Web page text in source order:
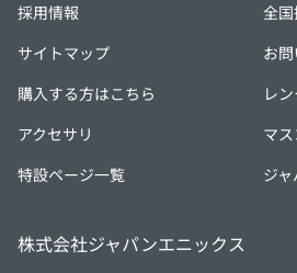
採用情報
全
サイトマップ
お
購入する方はこちら
レ
アクセサリ
マ
特設ページ一覧
ジ
株式会社ジャパンエニックス